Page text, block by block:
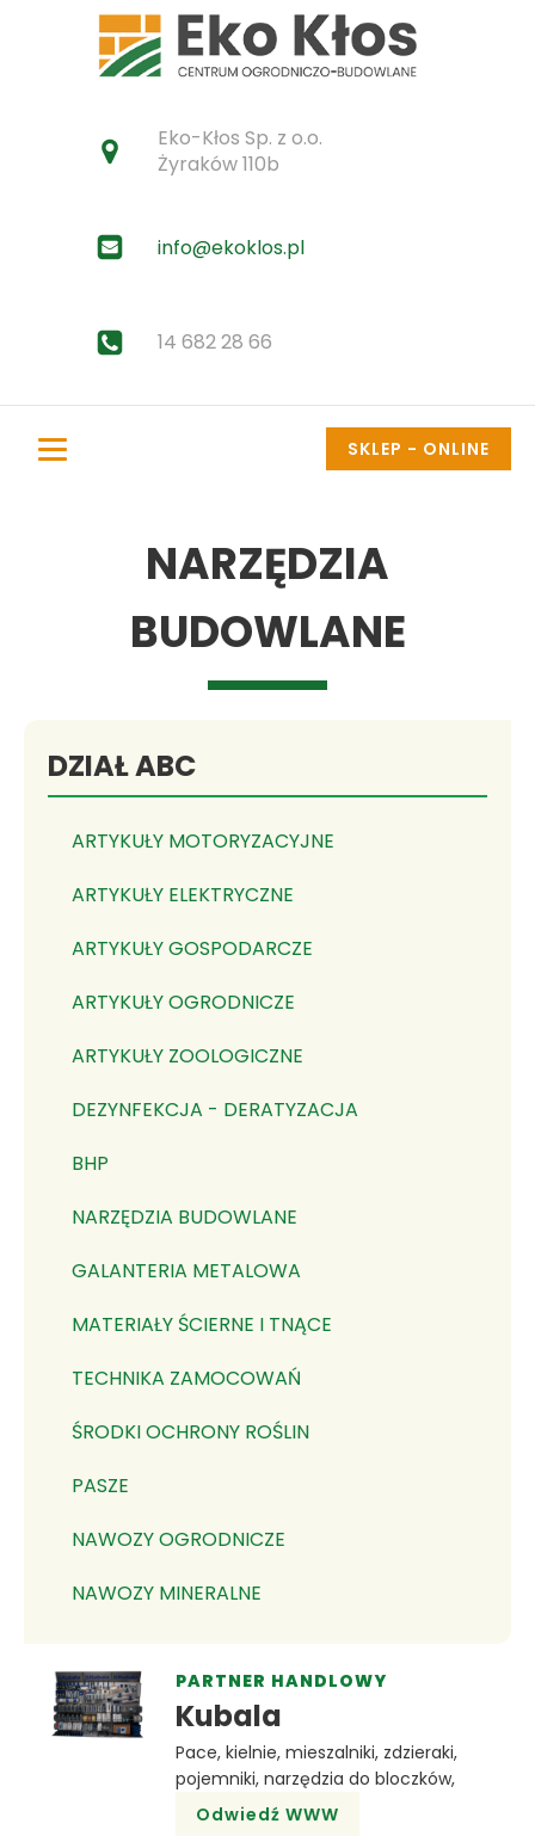
Eko-Kłos Sp. z o.o.
Żyraków 110b
info@ekoklos.pl
14 682 28 66
SKLEP - ONLINE
NARZĘDZIA
BUDOWLANE
DZIAŁ ABC
ARTYKUŁY MOTORYZACYJNE
ARTYKUŁY ELEKTRYCZNE
ARTYKUŁY GOSPODARCZE
ARTYKUŁY OGRODNICZE
ARTYKUŁY ZOOLOGICZNE
DEZYNFEKCJA - DERATYZACJA
BHP
NARZĘDZIA BUDOWLANE
GALANTERIA METALOWA
MATERIAŁY ŚCIERNE I TNĄCE
TECHNIKA ZAMOCOWAŃ
ŚRODKI OCHRONY ROŚLIN
PASZE
NAWOZY OGRODNICZE
NAWOZY MINERALNE
PARTNER HANDLOWY
Kubala
Pace, kielnie, mieszalniki, zdzieraki,
pojemniki, narzędzia do bloczków,
Odwiedź WWW